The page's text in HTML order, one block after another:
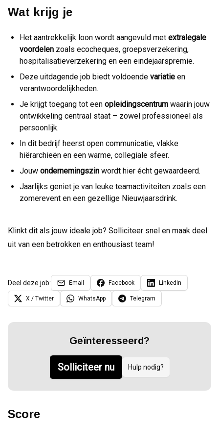
Wat krijg je
Het aantrekkelijk loon wordt aangevuld met extralegale
voordelen zoals ecocheques, groepsverzekering,
hospitalisatieverzekering en een eindejaarspremie.
Deze uitdagende job biedt voldoende variatie en
verantwoordelijkheden.
Je krijgt toegang tot een opleidingscentrum waarin jouw
ontwikkeling centraal staat – zowel professioneel als
persoonlijk.
In dit bedrijf heerst open communicatie, vlakke
hiërarchieën en een warme, collegiale sfeer.
Jouw ondernemingszin wordt hier écht gewaardeerd.
Jaarlijks geniet je van leuke teamactiviteiten zoals een
zomerevent en een gezellige Nieuwjaarsdrink.
Klinkt dit als jouw ideale job? Solliciteer snel en maak deel
uit van een betrokken en enthousiast team!
Deel deze job: Email Facebook LinkedIn
X / Twitter WhatsApp Telegram
Geïnteresseerd?
Solliciteer nu Hulp nodig?
Score